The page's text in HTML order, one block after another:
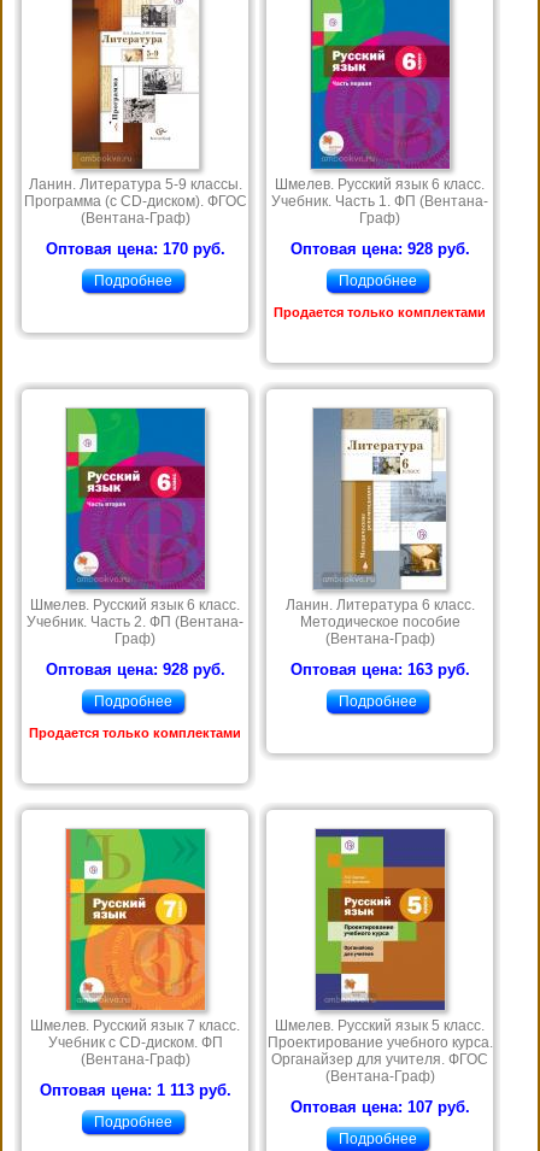
Ланин. Литература 5-9 классы.
Программа (с CD-диском). ФГОС
(Вентана-Граф)
Оптовая цена: 170 руб.
Подробнее
Шмелев. Русский язык 6 класс.
Учебник. Часть 1. ФП (Вентана-
Граф)
Оптовая цена: 928 руб.
Подробнее
Продается только комплектами
Шмелев. Русский язык 6 класс.
Учебник. Часть 2. ФП (Вентана-
Граф)
Оптовая цена: 928 руб.
Подробнее
Продается только комплектами
Ланин. Литература 6 класс.
Методическое пособие
(Вентана-Граф)
Оптовая цена: 163 руб.
Подробнее
Шмелев. Русский язык 7 класс.
Учебник с CD-диском. ФП
(Вентана-Граф)
Оптовая цена: 1 113 руб.
Подробнее
Шмелев. Русский язык 5 класс.
Проектирование учебного курса.
Органайзер для учителя. ФГОС
(Вентана-Граф)
Оптовая цена: 107 руб.
Подробнее